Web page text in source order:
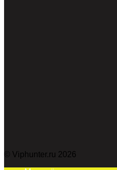
© Viphunter.ru 2026